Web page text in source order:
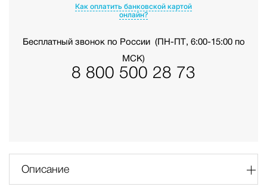
Как оплатить банковской картой
онлайн?
Бесплатный звонок по России (ПН-ПТ, 6:00-15:00 по
МСК)
8 800 500 28 73
Описание